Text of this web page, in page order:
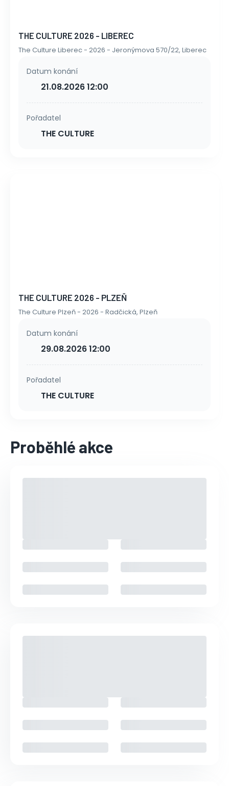
THE CULTURE 2026 - LIBEREC
The Culture Liberec - 2026 - Jeronýmova 570/22, Liberec
Datum konání
21.08.2026 12:00
Pořadatel
THE CULTURE
THE CULTURE 2026 - PLZEŇ
The Culture Plzeň - 2026 - Radčická, Plzeň
Datum konání
29.08.2026 12:00
Pořadatel
THE CULTURE
Proběhlé akce